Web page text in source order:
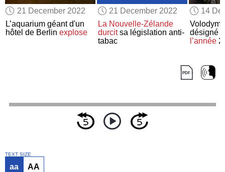
21 December 2022
L’aquarium géant d'un
hôtel de Berlinexplose
21 December 2022
La Nouvelle-Zélande
durcitsa législation anti-
tabac
14
désigné
l’année
TEXT SIZE
aa AA